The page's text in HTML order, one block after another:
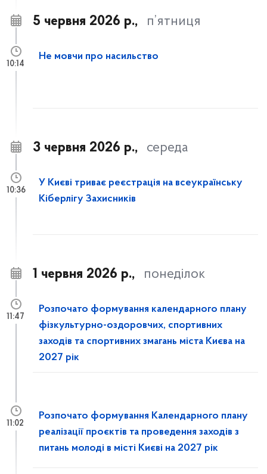
5 червня 2026 р., п’ятниця
Не мовчи про насильство
10:14
3 червня 2026 р., середа
У Києві триває реєстрація на всеукраїнську
Кіберлігу Захисників
10:36
1 червня 2026 р., понеділок
Розпочато формування календарного плану
фізкультурно-оздоровчих, спортивних
заходів та спортивних змагань міста Києва на
2027 рік
11:47
Розпочато формування Календарного плану
реалізації проєктів та проведення заходів з
питань молоді в місті Києві на 2027 рік
11:02